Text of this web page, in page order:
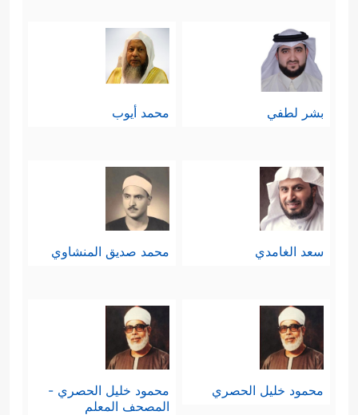
بشر لطفي محمد أيوب
سعد الغامدي محمد صديق المنشاوي
محمود خليل الحصري
محمود خليل الحصري -
المصحف المعلم